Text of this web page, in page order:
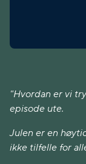
"Hvordan er vi
episode ute.
Julen er en
ikke tilfelle for